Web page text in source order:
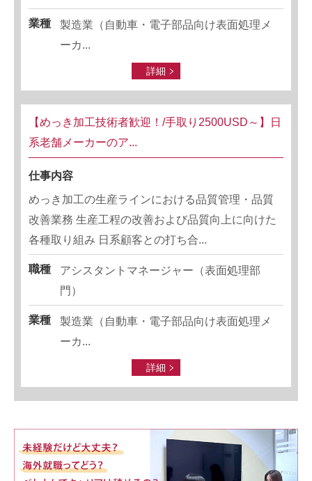
業種
製造業（自動車・電子部品向け表面処理メ
ーカ...
詳細
【めっき加工技術者歓迎！/手取り2500USD～】日
系老舗メーカーのア...
仕事内容
めっき加工の生産ラインにおける品質管理・品質
改善業務 生産工程の改善および品質向上に向けた
各種取り組み 日系顧客との打ち合...
職種
アシスタントマネージャー（表面処理部
門）
業種
製造業（自動車・電子部品向け表面処理メ
ーカ...
詳細